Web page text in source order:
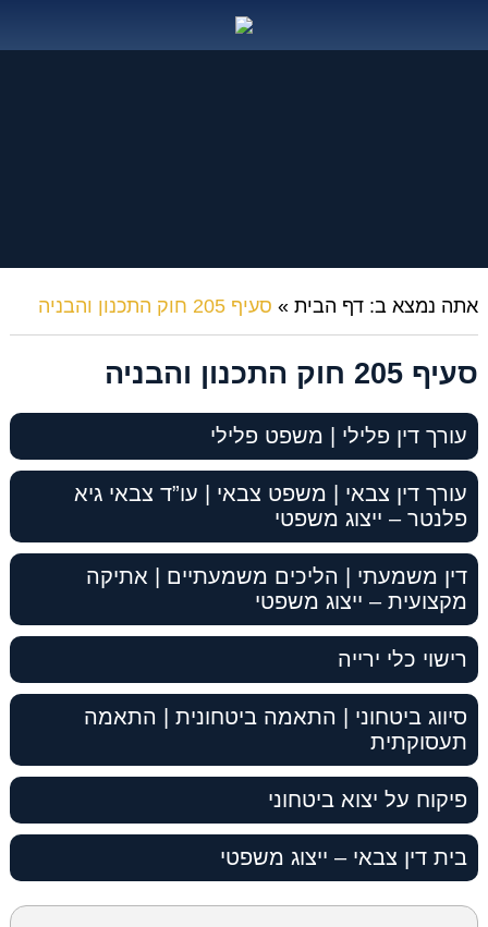
אתה נמצא ב: דף הבית» סעיף 205 חוק התכנון והבניה
סעיף 205 חוק התכנון והבניה
עורך דין פלילי | משפט פלילי
עורך דין צבאי | משפט צבאי | עו”ד צבאי גיא
פלנטר – ייצוג משפטי
דין משמעתי | הליכים משמעתיים | אתיקה
מקצועית – ייצוג משפטי
רישוי כלי ירייה
סיווג ביטחוני | התאמה ביטחונית | התאמה
תעסוקתית
פיקוח על יצוא ביטחוני
בית דין צבאי – ייצוג משפטי